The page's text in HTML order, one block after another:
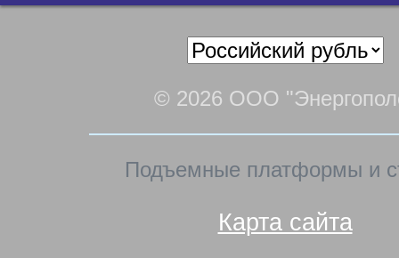
© 2026 ООО
Подъемные платформы и
Карта сайта